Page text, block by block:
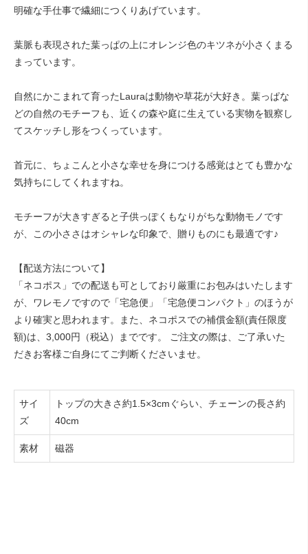
明確な手仕事で繊細につくりあげています。
葉脈も表現された葉っぱの上にオレンジ色のキツネが小さくまる
まっています。
自然にかこまれて育ったLauraは動物や草花が大好き。葉っぱな
どの自然のモチーフも、近くの森や庭に生えている実物を観察し
てスケッチし形をつくっています。
首元に、ちょこんと小さな幸せを身につける感覚はとても豊かな
気持ちにしてくれますね。
モチーフが大きすぎると子供っぽくもなりがちな動物モノです
が、この小ささはオシャレな印象で、贈りものにも最適です♪
【配送方法について】
「ネコポス」での配送も可としており厳重にお包みはいたします
が、ワレモノですので「宅急便」「宅急便コンパクト」のほうが
より確実と思われます。また、ネコポスでの補償金額(責任限度
額)は、3,000円（税込）までです。 ご注文の際は、ご了承いた
だきお客様ご自身にてご判断くださいませ。
サイ
ズ
トップの大きさ約1.5×3cmぐらい、チェーンの長さ約
40cm
素材 磁器